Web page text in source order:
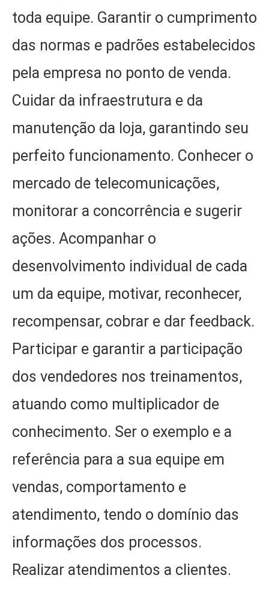
toda equipe. Garantir o cumprimento
das normas e padrões estabelecidos
pela empresa no ponto de venda.
Cuidar da infraestrutura e da
manutenção da loja, garantindo seu
perfeito funcionamento. Conhecer o
mercado de telecomunicações,
monitorar a concorrência e sugerir
ações. Acompanhar o
desenvolvimento individual de cada
um da equipe, motivar, reconhecer,
recompensar, cobrar e dar feedback.
Participar e garantir a participação
dos vendedores nos treinamentos,
atuando como multiplicador de
conhecimento. Ser o exemplo e a
referência para a sua equipe em
vendas, comportamento e
atendimento, tendo o domínio das
informações dos processos.
Realizar atendimentos a clientes.